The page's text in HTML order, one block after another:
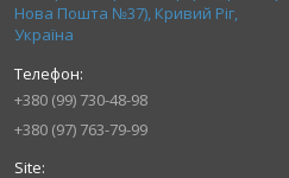
Нова Пошта №37), Кривий Ріг,
Україна
+380 (99) 730-48-98
+380 (97) 763-79-99